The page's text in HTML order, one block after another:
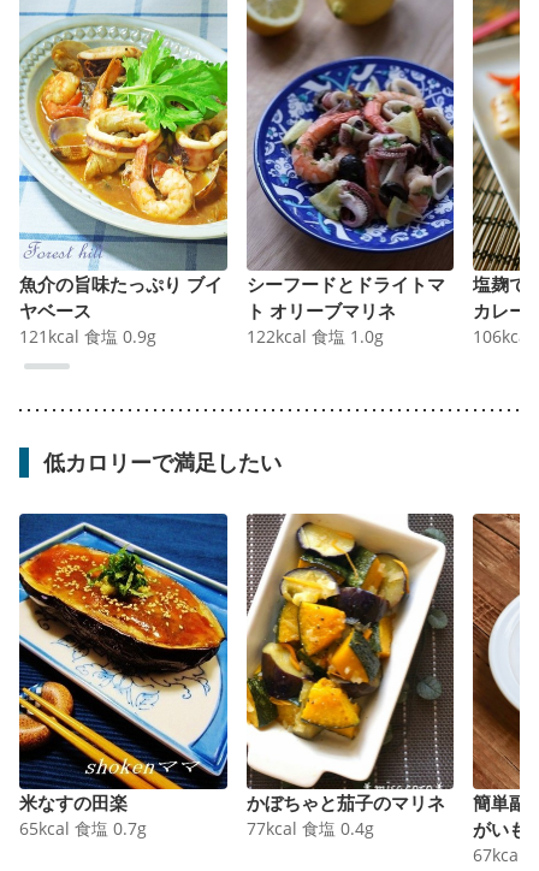
魚介の旨味たっぷり ブイ
ヤベース
121 kcal 食塩 0.9g
シーフードとドライトマ
ト オリーブマリネ
122kcal 食塩 1.0g
塩麹で
カレー
106kcal
低カロリーで満足したい
米なすの田楽
65kcal 食塩 0.7g
かぼちゃと茄子のマリネ
77kcal 食塩 0.4g
簡単副
がいも
67kcal